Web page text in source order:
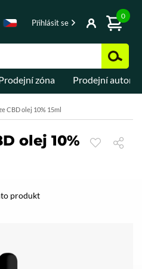
Přihlásit se
0
zóna Prodejní
CBD olej 10% 15ml
olej 10%
produkt